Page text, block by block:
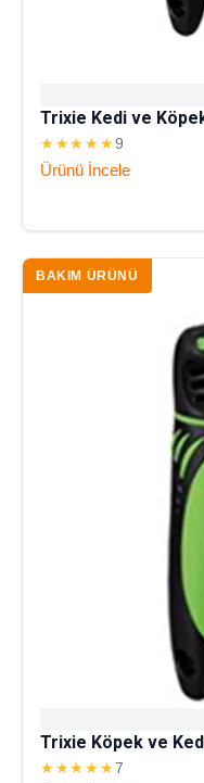
Trixie Kedi ve
★★★★★9
Ürünü İncele
BAKIM ÜRÜNÜ
Trixie Köpek ve
★★★★★7